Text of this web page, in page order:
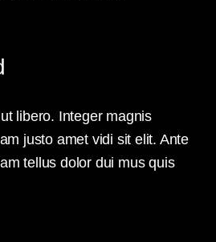
libero. Integer magnis
justo amet vidi sit elit. Ante
tellus dolor dui mus quis